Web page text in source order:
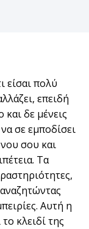
είσαι πολύ
επειδή
και δε μένεις
σε εμποδίσει
σου και
Τα
Αυτή η
κλειδί της